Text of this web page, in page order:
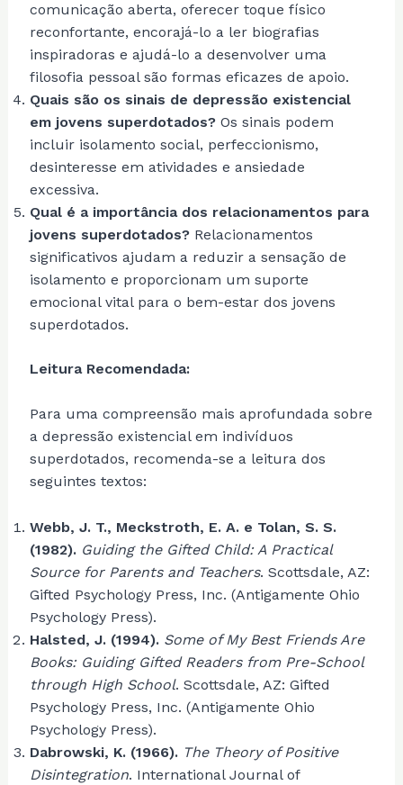
comunicação aberta, oferecer toque físico
reconfortante, encorajá-lo a ler biografias
inspiradoras e ajudá-lo a desenvolver uma
filosofia pessoal são formas eficazes de apoio.
Quais são os sinais de depressão existencial
em jovens superdotados?Os sinais podem
incluir isolamento social, perfeccionismo,
desinteresse em atividades e ansiedade
excessiva.
Qual é a importância dos relacionamentos para
jovens superdotados?Relacionamentos
significativos ajudam a reduzir a sensação de
isolamento e proporcionam um suporte
emocional vital para o bem-estar dos jovens
superdotados.
Leitura Recomendada:
Para uma compreensão mais aprofundada sobre
a depressão existencial em indivíduos
superdotados, recomenda-se a leitura dos
seguintes textos:
Webb, J. T., Meckstroth, E. A. e Tolan, S. S.
(1982). Guiding the Gifted Child: A Practical
Source for Parents and Teachers. Scottsdale, AZ:
Gifted Psychology Press, Inc. (Antigamente Ohio
Psychology Press).
Halsted, J. (1994). Some of My Best Friends Are
Books: Guiding Gifted Readers from Pre-School
through High School. Scottsdale, AZ: Gifted
Psychology Press, Inc. (Antigamente Ohio
Psychology Press).
Dabrowski, K. (1966). The Theory of Positive
Disintegration. International Journal of